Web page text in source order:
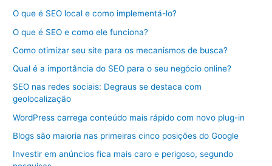
O que é SEO local e como implementá-lo?
O que é SEO e como ele funciona?
Como otimizar seu site para os mecanismos de busca?
Qual é a importância do SEO para o seu negócio online?
SEO nas redes sociais: Degraus se destaca com
geolocalização
WordPress carrega conteúdo mais rápido com novo plug-in
Blogs são maioria nas primeiras cinco posições do Google
Investir em anúncios fica mais caro e perigoso, segundo